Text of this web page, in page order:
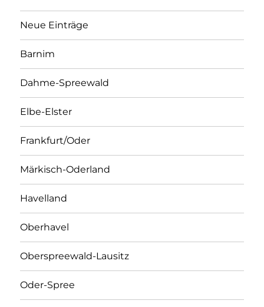
Neue Einträge
Barnim
Dahme-Spreewald
Elbe-Elster
Frankfurt/Oder
Märkisch-Oderland
Havelland
Oberhavel
Oberspreewald-Lausitz
Oder-Spree